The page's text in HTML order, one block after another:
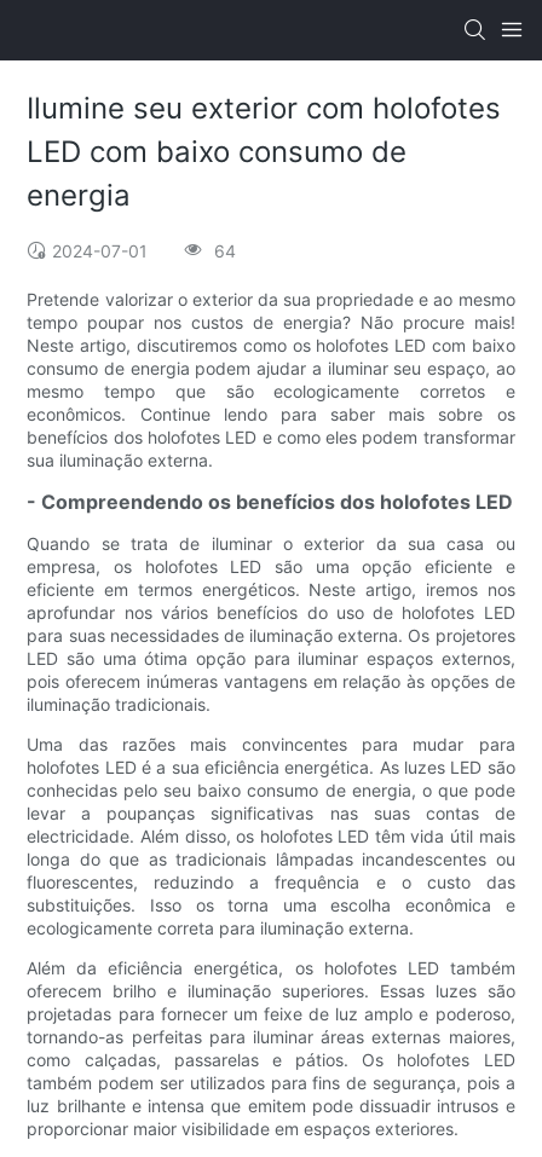
Ilumine seu exterior com holofotes
LED com baixo consumo de
energia
2024-07-01 64
Pretende valorizar o exterior da sua propriedade e ao mesmo
tempo poupar nos custos de energia? Não procure mais!
Neste artigo, discutiremos como os holofotes LED com baixo
consumo de energia podem ajudar a iluminar seu espaço, ao
mesmo tempo que são ecologicamente corretos e
econômicos. Continue lendo para saber mais sobre os
benefícios dos holofotes LED e como eles podem transformar
sua iluminação externa.
- Compreendendo os benefícios dos holofotes LED
Quando se trata de iluminar o exterior da sua casa ou
empresa, os holofotes LED são uma opção eficiente e
eficiente em termos energéticos. Neste artigo, iremos nos
aprofundar nos vários benefícios do uso de holofotes LED
para suas necessidades de iluminação externa. Os projetores
LED são uma ótima opção para iluminar espaços externos,
pois oferecem inúmeras vantagens em relação às opções de
iluminação tradicionais.
Uma das razões mais convincentes para mudar para
holofotes LED é a sua eficiência energética. As luzes LED são
conhecidas pelo seu baixo consumo de energia, o que pode
levar a poupanças significativas nas suas contas de
electricidade. Além disso, os holofotes LED têm vida útil mais
longa do que as tradicionais lâmpadas incandescentes ou
fluorescentes, reduzindo a frequência e o custo das
substituições. Isso os torna uma escolha econômica e
ecologicamente correta para iluminação externa.
Além da eficiência energética, os holofotes LED também
oferecem brilho e iluminação superiores. Essas luzes são
projetadas para fornecer um feixe de luz amplo e poderoso,
tornando-as perfeitas para iluminar áreas externas maiores,
como calçadas, passarelas e pátios. Os holofotes LED
também podem ser utilizados para fins de segurança, pois a
luz brilhante e intensa que emitem pode dissuadir intrusos e
proporcionar maior visibilidade em espaços exteriores.